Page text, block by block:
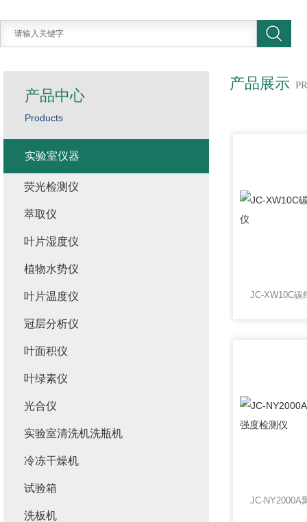
产品展示
产品中心
Products
实验室仪器
荧光检测仪
萃取仪
叶片湿度仪
植物水势仪
叶片温度仪
冠层分析仪
叶面积仪
叶绿素仪
光合仪
实验室清洗机洗瓶机
冷冻干燥机
试验箱
洗板机